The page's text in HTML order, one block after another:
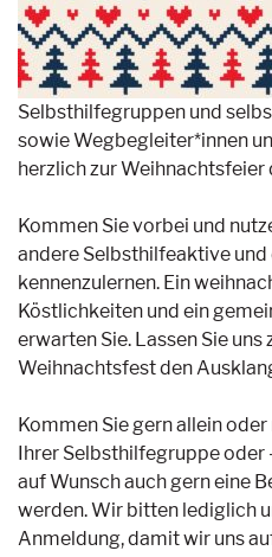
Selbsthilfegruppen und
sowie Wegbegleiter*innen
herzlich zur Weihnachtsfeier
Kommen Sie vorbei und
andere Selbsthilfeaktive und
kennenzulernen. Ein
Köstlichkeiten und ein
erwarten Sie. Lassen Sie
Weihnachtsfest den
Kommen Sie gern allein
Ihrer Selbsthilfegruppe oder
auf Wunsch auch gern eine
werden. Wir bitten lediglich
Anmeldung, damit wir uns